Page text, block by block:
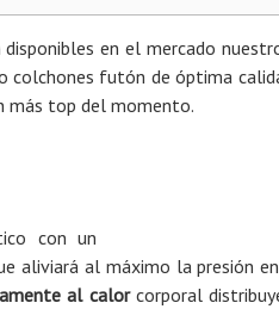
en el mercado
colchones futón de óptima
más top del momento.
con un
aliviará al máximo la presión
al calorcorporal